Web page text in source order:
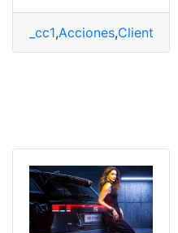
_cc1,Acciones,Clientes